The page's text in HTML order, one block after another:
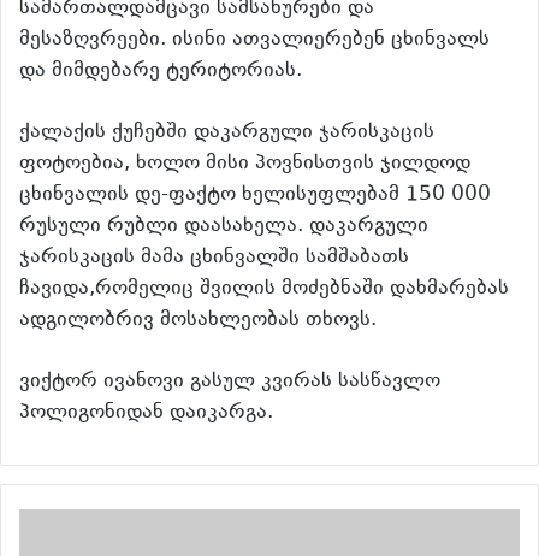
სამართალდამცავი სამსახურები და
მესაზღვრეები. ისინი ათვალიერებენ ცხინვალს
და მიმდებარე ტერიტორიას.
ქალაქის ქუჩებში დაკარგული ჯარისკაცის
ფოტოებია, ხოლო მისი პოვნისთვის ჯილდოდ
ცხინვალის დე-ფაქტო ხელისუფლებამ 150 000
რუსული რუბლი დაასახელა. დაკარგული
ჯარისკაცის მამა ცხინვალში სამშაბათს
ჩავიდა,რომელიც შვილის მოძებნაში დახმარებას
ადგილობრივ მოსახლეობას თხოვს.
ვიქტორ ივანოვი გასულ კვირას სასწავლო
პოლიგონიდან დაიკარგა.